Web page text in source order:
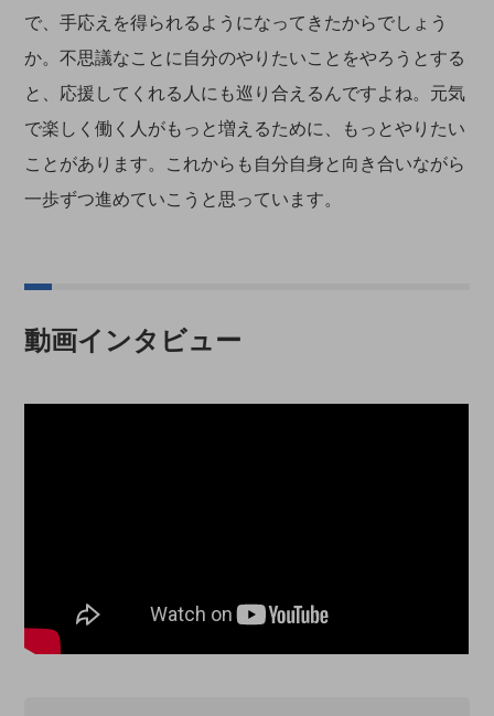
で、手応えを得られるようになってきたからでしょう
か。不思議なことに自分のやりたいことをやろうとする
と、応援してくれる人にも巡り合えるんですよね。元気
で楽しく働く人がもっと増えるために、もっとやりたい
ことがあります。これからも自分自身と向き合いながら
一歩ずつ進めていこうと思っています。
動画インタビュー